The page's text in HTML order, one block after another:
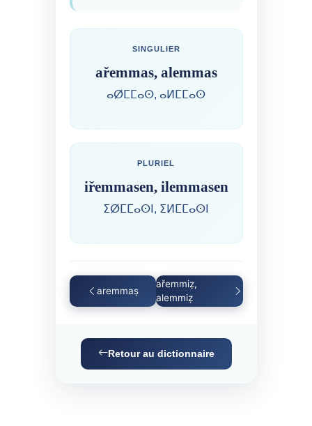
SINGULIER
ařemmas, alemmas
ⴰⵁⵎⵎⴰⵙ, ⴰⵍⵎⵎⴰⵙ
PLURIEL
iřemmasen, ilemmasen
ⵉⵁⵎⵎⴰⵙⵏ, ⵉⵍⵎⵎⴰⵙⵏ
aremmaṣ
ařemmiẓ,
alemmiẓ
Retour au dictionnaire